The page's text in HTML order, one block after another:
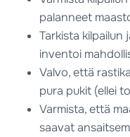
palanneet
Tarkista kilpailun
inventoi
Valvo, että
pura pukit (ellei
Varmista, että
saavat